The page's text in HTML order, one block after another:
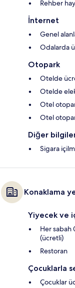
Rehber
İnternet
Genel
Odalarda
Otopark
Otelde
Otelde
Otel
Otel
Diğer
Sigara
Konaklama
Yiyecek ve
Her sabah
(ücretli)
Restoran
Çocuklarla
Çocuklar